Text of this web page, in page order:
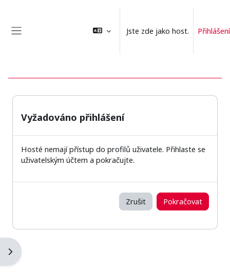
Jste zde jako host. Přihlášení
Otevřít panel bloku
Vyžadováno přihlášení
Hosté nemají přístup do profilů uživatele. Přihlaste se
uživatelským účtem a pokračujte.
Zrušit Pokračovat